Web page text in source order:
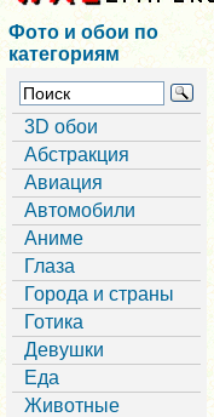
Фото и обои по
категориям
3D обои
Абстракция
Авиация
Автомобили
Аниме
Глаза
Города и страны
Готика
Девушки
Еда
Животные